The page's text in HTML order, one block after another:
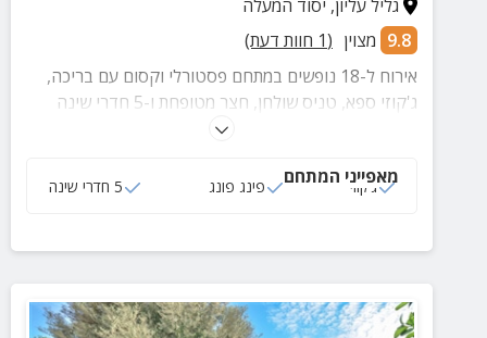
גליל עליון, יסוד המעלה
9.8 מצוין (
1 חוות דעת)
אירוח ל-18 נופשים במתחם פסטורלי וקסום עם בריכה,
ג'קוזי ספא, טניס שולחן, חצר מטופחת ו-5 חדרי שינה
מאפייני המתחם
ג‘קוזי פינג פונג 5 חדרי שינה